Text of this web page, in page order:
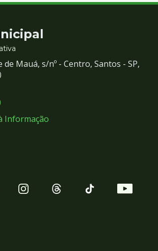
de Mauá, s/nº - Centro, Santos - SP,
Informação